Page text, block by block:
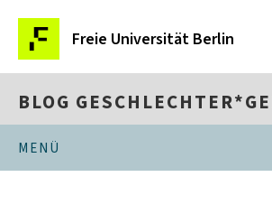
Freie Universität Berlin
BLOG
MENÜ